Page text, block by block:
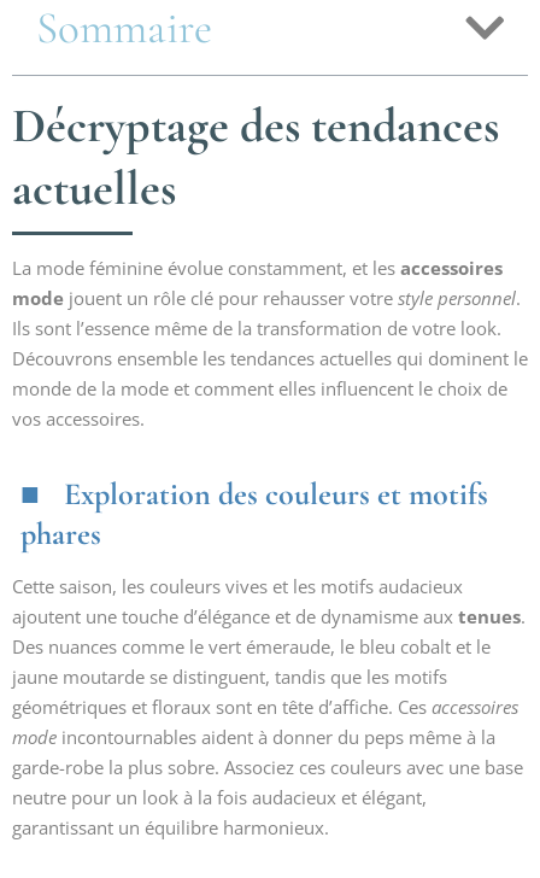
Sommaire
Décryptage des tendances
actuelles
La mode féminine évolue constamment, et les accessoires
mode jouent un rôle clé pour rehausser votre style personnel.
Ils sont l’essence même de la transformation de votre look.
Découvrons ensemble les tendances actuelles qui dominent le
monde de la mode et comment elles influencent le choix de
vos accessoires.
Exploration des couleurs et motifs
phares
Cette saison, les couleurs vives et les motifs audacieux
ajoutent une touche d’élégance et de dynamisme aux tenues.
Des nuances comme le vert émeraude, le bleu cobalt et le
jaune moutarde se distinguent, tandis que les motifs
géométriques et floraux sont en tête d’affiche. Ces accessoires
mode incontournables aident à donner du peps même à la
garde-robe la plus sobre. Associez ces couleurs avec une base
neutre pour un look à la fois audacieux et élégant,
garantissant un équilibre harmonieux.